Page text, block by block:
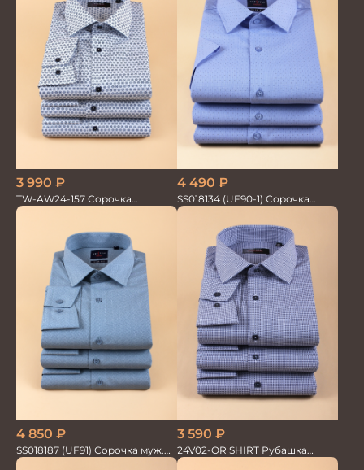
3 990 ₽
TW-AW24-157 Сорочка
мужская
4 490 ₽
SS018134 (UF90-1) Сорочка
мужская GROSTYLE TRENDY
4 850 ₽
SS018187 (UF91) Сорочка муж.
GROSTYLE TRENDY
3 590 ₽
24V02-OR SHIRT Рубашка
мужская